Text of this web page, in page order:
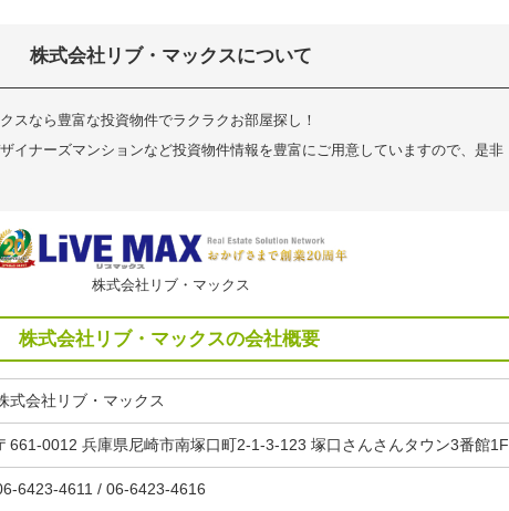
株式会社リブ・マックスについて
スなら豊富な投資物件でラクラクお部屋探し！
イナーズマンションなど投資物件情報を豊富にご用意していますので、是非
株式会社リブ・マックス
株式会社リブ・マックスの会社概要
式会社リブ・マックス
661-0012 兵庫県尼崎市南塚口町2-1-3-123 塚口さんさんタウン3番館1F
6423-4611 / 06-6423-4616